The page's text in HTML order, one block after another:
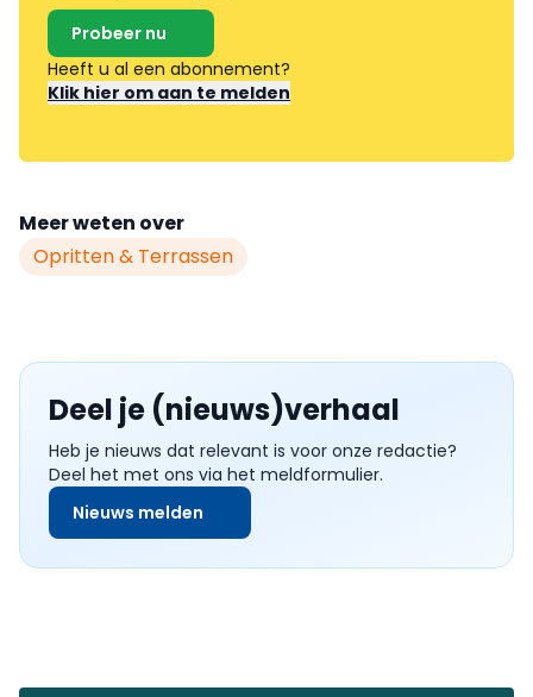
Probeer nu
Heeft u al een abonnement?
Klik hier om aan te melden
Meer weten over
Opritten & Terrassen
Deel je (nieuws)verhaal
Heb je nieuws dat relevant is voor onze redactie?
Deel het met ons via het meldformulier.
Nieuws melden